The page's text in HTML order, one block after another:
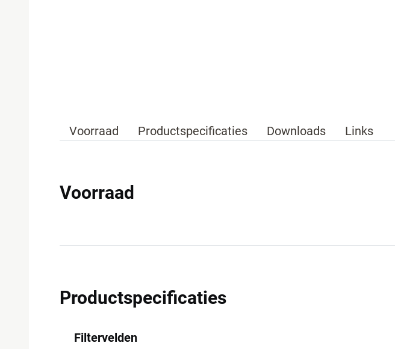
Voorraad Productspecificaties Downloads Links
Voorraad
Productspecificaties
Filtervelden